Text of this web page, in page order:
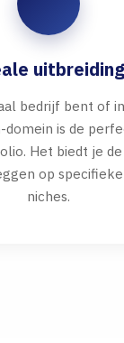
uitbreiding
bedrijf bent of
is de
Het biedt je
op
niches.